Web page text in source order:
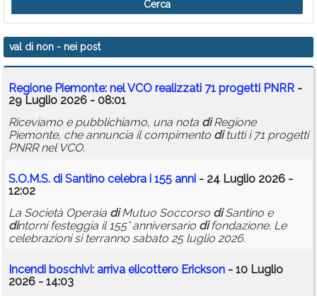
Info Utili
Rubriche
Calendario
Annunci
val di non - nei post
Regione Piemonte: nel VCO realizzati 71 progetti PNRR -
29 Luglio 2026 - 08:01
Riceviamo e pubblichiamo, una nota diRegione
Piemonte, che annuncia il compimento ditutti i 71 progetti
PNRR nel VCO.
S.O.M.S. di Santino celebra i 155 anni - 24 Luglio 2026 -
12:02
La Società Operaia diMutuo Soccorso diSantino e
dintorni festeggia il 155° anniversario difondazione. Le
celebrazioni si terranno sabato 25 luglio 2026.
Incendi boschivi: arriva elicottero Erickson - 10 Luglio
2026 - 14:03